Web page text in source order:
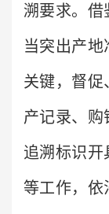
溯要求。借
当突出产
关键，督促
产记录、购
追溯标识开
等工作，依